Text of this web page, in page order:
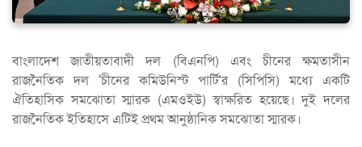
বাংলাদেশ জাতীয়তাবাদী দল (বিএনপি) এবং চীনের ক্ষমতাসীন
রাজনৈতিক দল ‘চীনের কমিউনিস্ট পার্টি’র (সিপিসি) মধ্যে একটি
ঐতিহাসিক সমঝোতা স্মারক (এমওইউ) স্বাক্ষরিত হয়েছে। দুই দলের
রাজনৈতিক ইতিহাসে এটিই প্রথম আনুষ্ঠানিক সমঝোতা স্মারক।